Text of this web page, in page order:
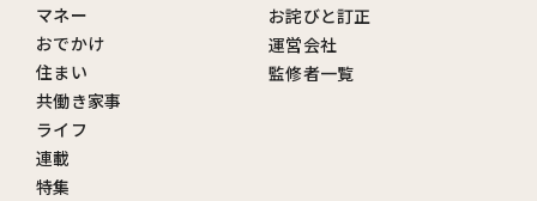
マネー
おでかけ
住まい
共働き家事
ライフ
連載
特集
お詫びと訂正
運営会社
監修者一覧